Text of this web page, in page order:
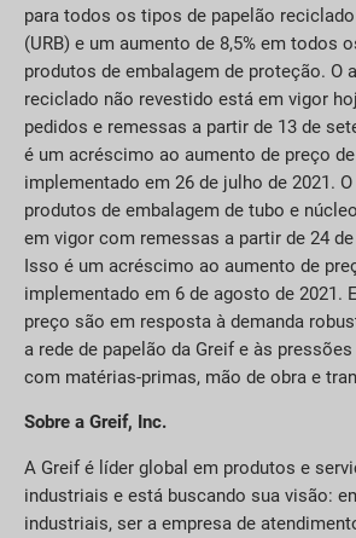
para todos os tipos de papelão
(URB) e um aumento de 8,5% em todos
produtos de embalagem de proteção. O
reciclado não revestido está em vigor
pedidos e remessas a partir de 13 de
é um acréscimo ao aumento de preço
implementado em 26 de julho de 2021.
produtos de embalagem de tubo e
em vigor com remessas a partir de 24
Isso é um acréscimo ao aumento de
implementado em 6 de agosto de 2021.
preço são em resposta à demanda
a rede de papelão da Greif e às
com matérias-primas, mão de obra e
Sobre a Greif, Inc.
A Greif é líder global em produtos e
industriais e está buscando sua visão:
industriais, ser a empresa de